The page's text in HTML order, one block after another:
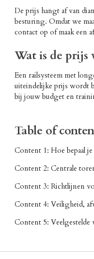
De prijs hangt af van
besturing. Omdat we
contact op of maak een
Wat is de prijs
Een railsysteem met
uiteindelijke prijs wordt
bij jouw budget en
Table of
Content 1: Hoe bepaal
Content 2: Centrale
Content 3: Richtlijnen
Content 4: Veiligheid,
Content 5: Veelgestelde